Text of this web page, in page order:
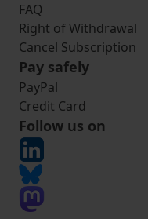
FAQ
Right of Withdrawal
Cancel Subscription
Pay safely
PayPal
Credit Card
Follow us on